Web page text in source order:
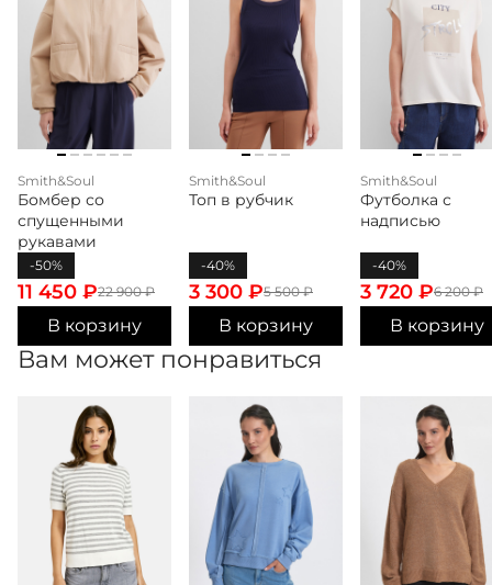
Smith&Soul
Бомбер со
спущенными
рукавами
-50%
22 900₽
11 450 ₽
В корзину
Smith&Soul
Топ в рубчик
-40%
5 500₽
3 300 ₽
В корзину
Smith&Soul
Футболка с
надписью
-40%
6 200₽
3 720 ₽
В корзину
Вам может понравиться